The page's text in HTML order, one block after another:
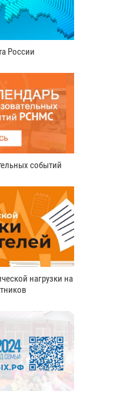
России
событий
нагрузки на